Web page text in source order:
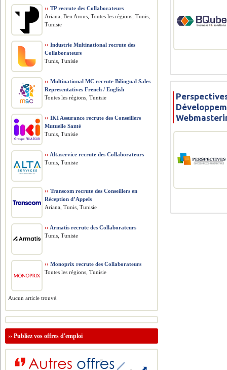
›› TP recrute des Collaborateurs
Ariana, Ben Arous, Toutes les régions, Tunis,
Tunisie
›› Industrie Multinational recrute des
Collaborateurs
Tunis, Tunisie
›› Multinational MC recrute Bilingual Sales
Representatives French / English
Toutes les régions, Tunisie
›› IKI Assurance recrute des Conseillers
Mutuelle Santé
Tunis, Tunisie
›› Altaservice recrute des Collaborateurs
Tunis, Tunisie
›› Transcom recrute des Conseillers en
Réception d’Appels
Ariana, Tunis, Tunisie
›› Armatis recrute des Collaborateurs
Tunis, Tunisie
›› Monoprix recrute des Collaborateurs
Toutes les régions, Tunisie
Aucun article trouvé.
››Publiez vos offres d'emploi